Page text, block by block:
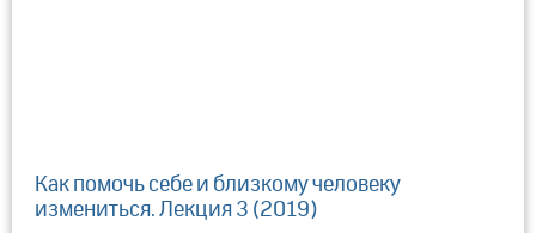
Как помочь себе и близкому человеку
измениться. Лекция 3 (2019)